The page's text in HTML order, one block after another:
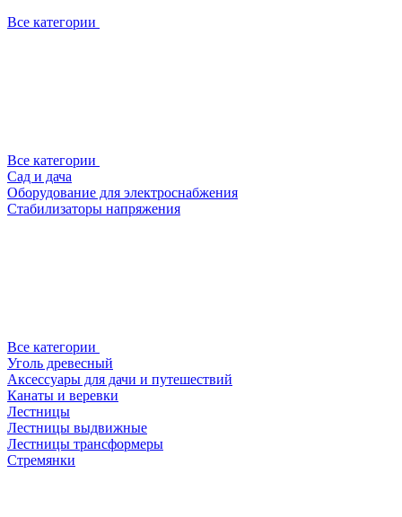
Все категории
Все категории
Сад и дача
Оборудование для электроснабжения
Стабилизаторы напряжения
Все категории
Уголь древесный
Аксессуары для дачи и путешествий
Канаты и веревки
Лестницы
Лестницы выдвижные
Лестницы трансформеры
Стремянки